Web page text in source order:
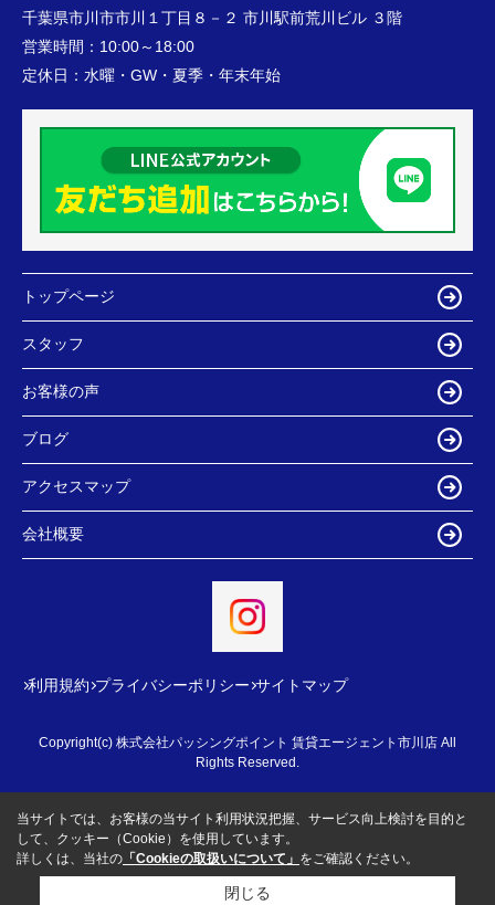
千葉県市川市市川１丁目８－２ 市川駅前荒川ビル ３階
営業時間： 10:00～18:00
定休日： 水曜・GW・夏季・年末年始
トップページ
スタッフ
お客様の声
ブログ
アクセスマップ
会社概要
利用規約 プライバシーポリシー サイトマップ
Copyright(c) 株式会社パッシングポイント 賃貸エージェント市川店 All
Rights Reserved.
当サイトでは、お客様の当サイト利用状況把握、サービス向上検討を目的と
して、クッキー（Cookie）を使用しています。
詳しくは、当社の 「Cookieの取扱いについて」 をご確認ください。
閉じる